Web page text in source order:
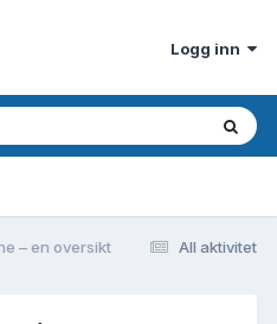
Logg inn
All aktivitet
– en oversikt